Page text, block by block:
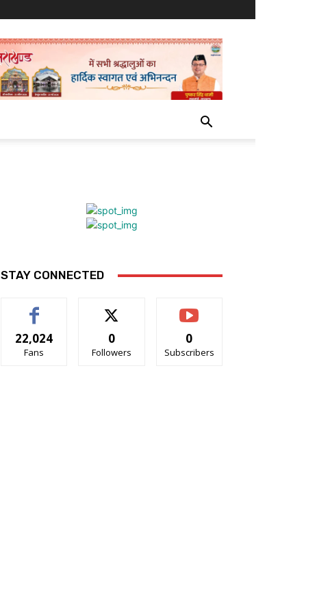
STAY CONNECTED
22,024
Fans
0
Followers
0
Subscribers